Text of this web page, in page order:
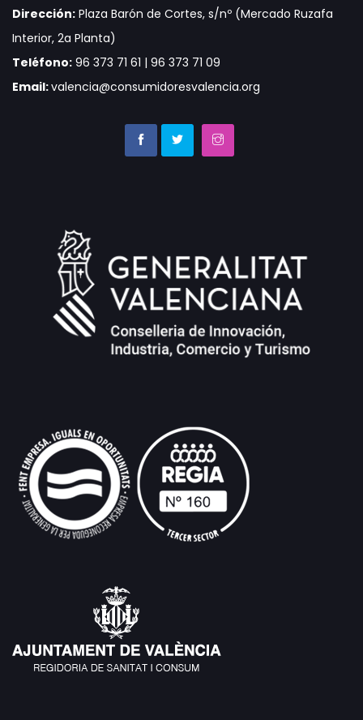
Dirección: Plaza Barón de Cortes, s/nº (Mercado Ruzafa
Interior, 2a Planta)
Teléfono: 96 373 71 61 | 96 373 71 09
Email:valencia@consumidoresvalencia.org